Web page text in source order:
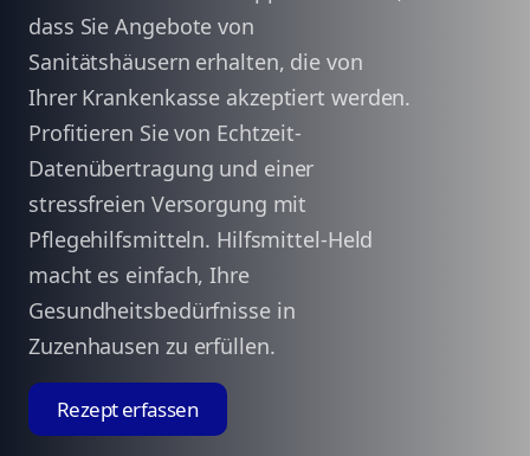
dass Sie Angebote von
Sanitätshäusern erhalten, die von
Ihrer Krankenkasse akzeptiert werden.
Profitieren Sie von Echtzeit-
Datenübertragung und einer
stressfreien Versorgung mit
Pflegehilfsmitteln. Hilfsmittel-Held
macht es einfach, Ihre
Gesundheitsbedürfnisse in
Zuzenhausen zu erfüllen.
Rezept erfassen